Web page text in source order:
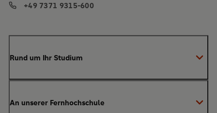
Rund um Ihr Studium
Anrechnung von Vorleistungen
An unserer Fernhochschule
+49 7371 9315-600